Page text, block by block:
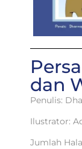
dan
Penulis:
Ilustrator:
Jumlah